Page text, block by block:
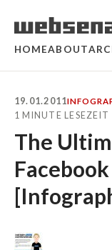
HOMEABOUT
19.01.2011
1 MINUTE LESEZEIT
The